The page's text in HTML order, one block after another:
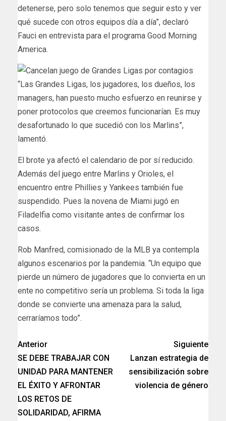
detenerse, pero solo tenemos que seguir esto y ver
qué sucede con otros equipos día a día”, declaró
Fauci en entrevista para el programa Good Morning
America.
“Las Grandes Ligas, los jugadores, los dueños, los
managers, han puesto mucho esfuerzo en reunirse y
poner protocolos que creemos funcionarían. Es muy
desafortunado lo que sucedió con los Marlins”,
lamentó.
El brote ya afectó el calendario de por sí reducido.
Además del juego entre Marlins y Orioles, el
encuentro entre Phillies y Yankees también fue
suspendido. Pues la novena de Miami jugó en
Filadelfia como visitante antes de confirmar los
casos.
Rob Manfred, comisionado de la MLB ya contempla
algunos escenarios por la pandemia. “Un equipo que
pierde un número de jugadores que lo convierta en un
ente no competitivo sería un problema. Si toda la liga
donde se convierte una amenaza para la salud,
cerraríamos todo”.
Anterior
SE DEBE TRABAJAR CON
UNIDAD PARA MANTENER
EL ÉXITO Y AFRONTAR
LOS RETOS DE
SOLIDARIDAD, AFIRMA
Siguiente
Lanzan estrategia de
sensibilización sobre
violencia de género